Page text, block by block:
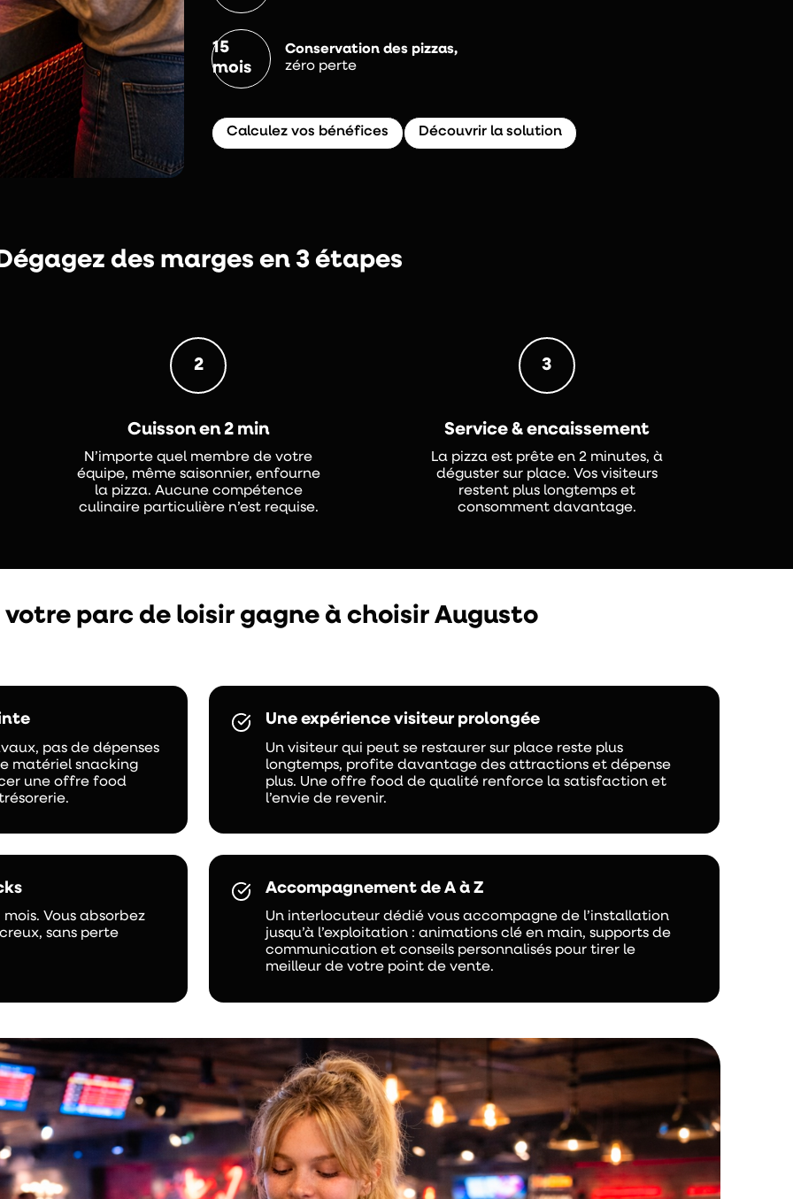
15
mois
Conservation des pizzas,
zéro perte
Calculez vos bénéfices Découvrir la solution
des marges en 3 étapes
2
Cuisson en 2 min
N’importe quel membre de votre
équipe, même saisonnier, enfourne
la pizza. Aucune compétence
culinaire particulière n’est requise.
3
Service & encaissement
La pizza est prête en 2 minutes, à
déguster sur place. Vos visiteurs
restent plus longtemps et
consomment davantage.
votre parc de loisir gagne à choisir Augusto
pas de dépenses
matériel snacking
une offre food
Une expérience visiteur prolongée
Un visiteur qui peut se restaurer sur place reste plus
longtemps, profite davantage des attractions et dépense
plus. Une offre food de qualité renforce la satisfaction et
l’envie de revenir.
Vous absorbez
sans perte
Accompagnement de A à Z
Un interlocuteur dédié vous accompagne de l’installation
jusqu’à l’exploitation : animations clé en main, supports de
communication et conseils personnalisés pour tirer le
meilleur de votre point de vente.